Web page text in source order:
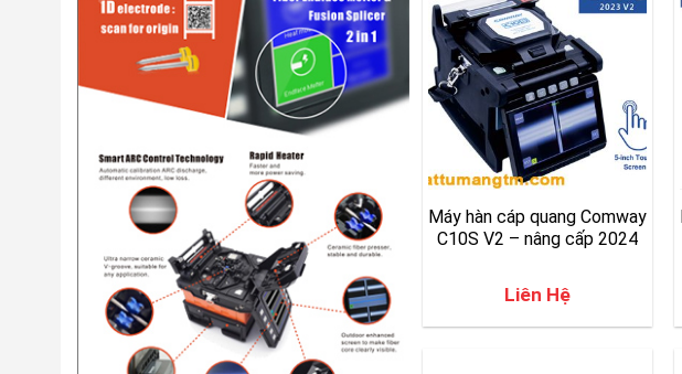
Máy hàn cáp quang Comway
C10S V2 – nâng cấp 2024
Liên Hệ